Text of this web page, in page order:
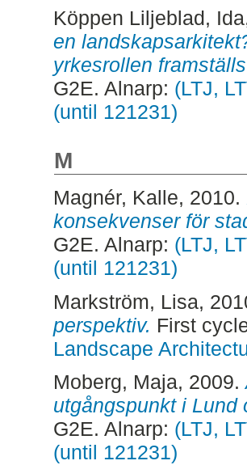
Köppen Liljeblad, Ida
en
yrkesrollen
G2E. Alnarp: (LTJ,
(until 121231)
M
Magnér, Kalle, 2010.
konsekvenser för
G2E. Alnarp: (LTJ,
(until 121231)
Markström, Lisa,
perspektiv. First
Landscape
Moberg, Maja, 2009.
utgångspunkt i Lund
G2E. Alnarp: (LTJ,
(until 121231)